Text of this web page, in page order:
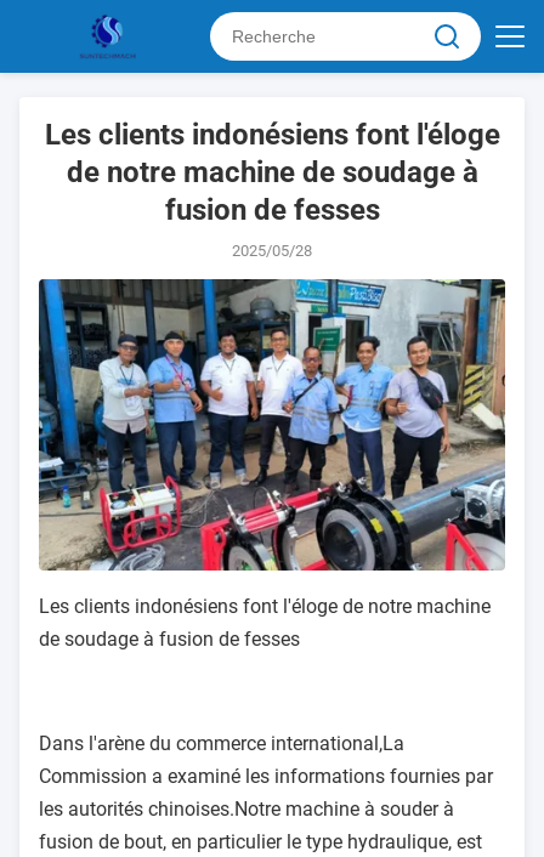
Les clients indonésiens font l'éloge
de notre machine de soudage à
fusion de fesses
2025/05/28
Les clients indonésiens font l'éloge de notre machine
de soudage à fusion de fesses
Dans l'arène du commerce international,La
Commission a examiné les informations fournies par
les autorités chinoises.Notre machine à souder à
fusion de bout, en particulier le type hydraulique, est